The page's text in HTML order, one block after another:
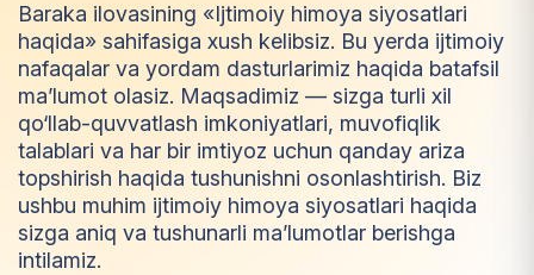
Baraka ilovasining «Ijtimoiy himoya siyosatlari
haqida» sahifasiga xush kelibsiz. Bu yerda ijtimoiy
nafaqalar va yordam dasturlarimiz haqida batafsil
ma’lumot olasiz. Maqsadimiz — sizga turli xil
qo‘llab-quvvatlash imkoniyatlari, muvofiqlik
talablari va har bir imtiyoz uchun qanday ariza
topshirish haqida tushunishni osonlashtirish. Biz
ushbu muhim ijtimoiy himoya siyosatlari haqida
sizga aniq va tushunarli ma’lumotlar berishga
intilamiz.